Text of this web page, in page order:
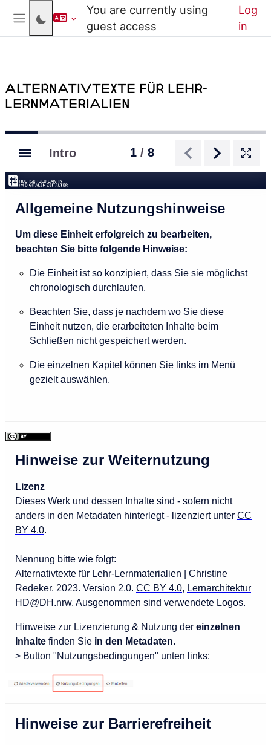
Skip to main contentYou are currently using
guest access
Log
in
Alternativtexte für Lehr-
Lernmaterialien
Completion requirements